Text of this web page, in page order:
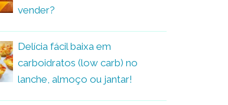
vender?
Delícia fácil baixa em
carboidratos (low carb) no
lanche, almoço ou jantar!